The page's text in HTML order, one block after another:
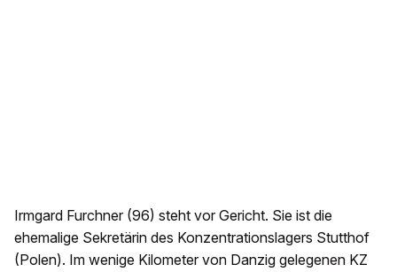
Irmgard Furchner (96) steht vor Gericht. Sie ist die
ehemalige Sekretärin des Konzentrationslagers Stutthof
(Polen). Im wenige Kilometer von Danzig gelegenen KZ